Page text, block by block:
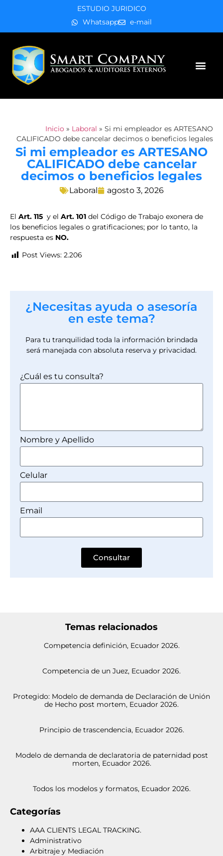
ESTUDIO JURIDICO
Whatsapp
e-mail
Inicio » Laboral » Si mi empleador es ARTESANO
CALIFICADO debe cancelar decimos o beneficios legales
Si mi empleador es ARTESANO
CALIFICADO debe cancelar
decimos o beneficios legales
Laboral agosto 3, 2026
El Art. 115 y el Art. 101 del Código de Trabajo exonera de
los beneficios legales o gratificaciones; por lo tanto, la
respuesta es NO.
Post Views: 2.206
¿Necesitas ayuda o asesoría
en este tema?
Para tu tranquilidad toda la información brindada
será manejada con absoluta reserva y privacidad.
¿Cuál es tu consulta?
Nombre y Apellido
Celular
Email
Consultar
Temas relacionados
Competencia definición, Ecuador 2026.
Competencia de un Juez, Ecuador 2026.
Protegido: Modelo de demanda de Declaración de Unión
de Hecho post mortem, Ecuador 2026.
Principio de trascendencia, Ecuador 2026.
Modelo de demanda de declaratoria de paternidad post
morten, Ecuador 2026.
Todos los modelos y formatos, Ecuador 2026.
Categorías
AAA CLIENTS LEGAL TRACKING.
Administrativo
Arbitraje y Mediación